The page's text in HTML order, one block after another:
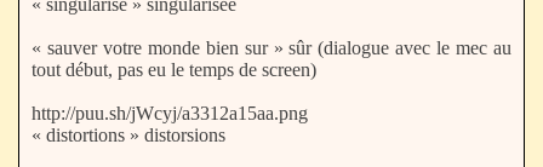
« singularisé » singularisée
« sauver votre monde bien sur » sûr (dialogue avec le mec au
tout début, pas eu le temps de screen)
http://puu.sh/jWcyj/a3312a15aa.png
« distortions » distorsions